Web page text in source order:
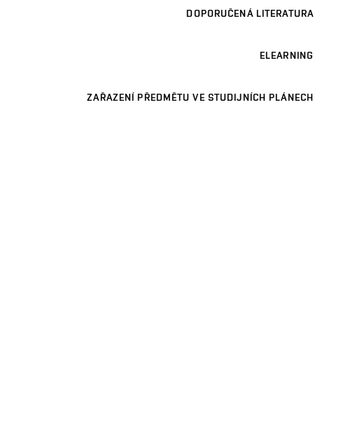
DOPORUČENÁ LITERATURA
ELEARNING
ZAŘAZENÍ PŘEDMĚTU VE STUDIJNÍCH PLÁNECH